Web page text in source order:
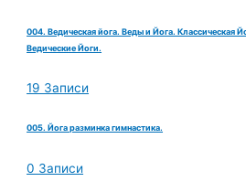
004. Ведическая йога. Веды и Йога. Классическая
Ведические Йоги.
19 Записи
005. Йога разминка гимнастика.
0 Записи